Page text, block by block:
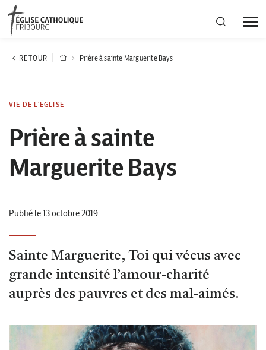
Région diocésaine
Agenda
Corporation cantonale
RETOUR Prière à sainte Marguerite Bays
VIE DE L'ÉGLISE
Prière à sainte
Marguerite Bays
Publié le 13 octobre 2019
Sainte Marguerite, Toi qui vécus avec
grande intensité l’amour-charité
auprès des pauvres et des mal-aimés.